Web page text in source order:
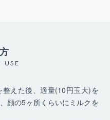
USE
えた後、適量(10円玉大)を
顔の5ヶ所くらいにミルクを